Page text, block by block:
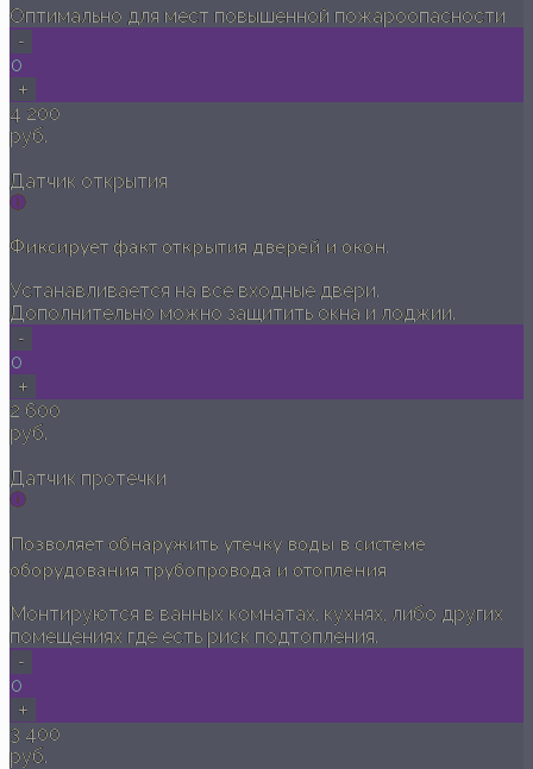
Оптимально для мест повышенной пожароопасности
-
0
+
4 200
руб.
Датчик открытия
Фиксирует факт открытия дверей и окон.
Устанавливается на все входные двери.
Дополнительно можно защитить окна и лоджии.
-
0
+
2 600
руб.
Датчик протечки
Позволяет обнаружить утечку воды в системе
оборудования трубопровода и отопления
Монтируются в ванных комнатах, кухнях, либо других
помещениях где есть риск подтопления.
-
0
+
3 400
руб.